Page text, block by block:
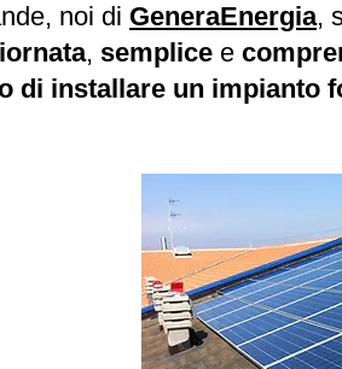
noi di GeneraEnergia,
, semplice e
di installare un impianto